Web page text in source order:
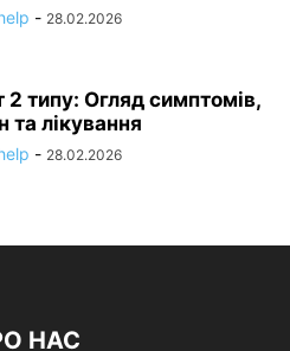
- 28.02.2026
2 типу: Огляд симптомів,
та лікування
- 28.02.2026
НАС